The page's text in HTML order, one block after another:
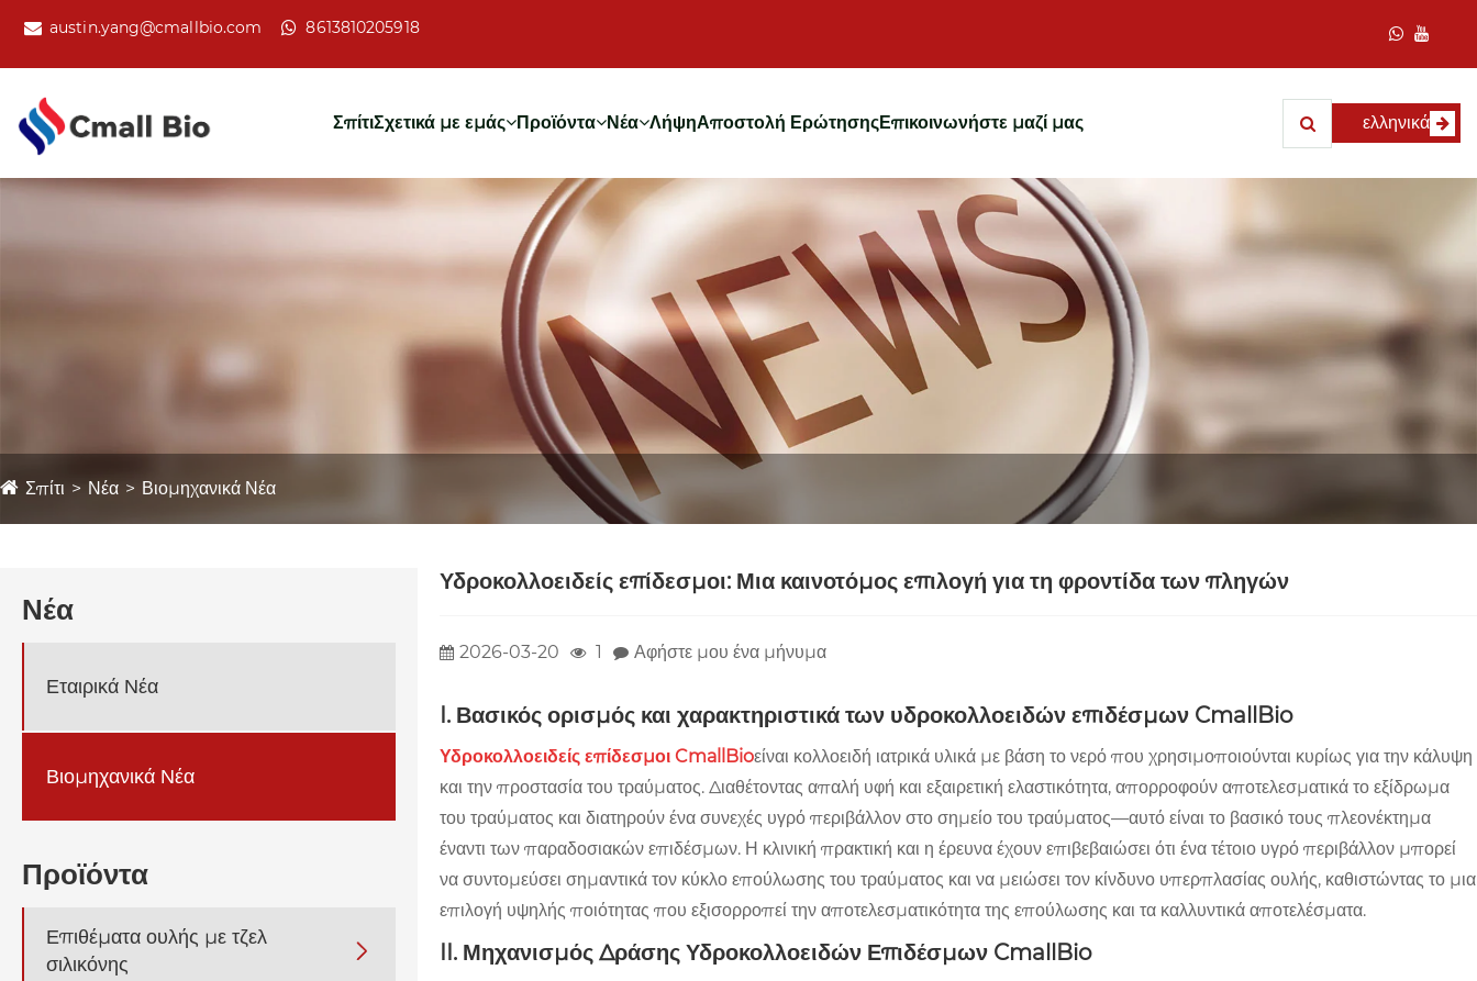
austin.yang@cmallbio.com 8613810205918
ΣπίτιΣχετικά με εμάς Προϊόντα Νέα ΛήψηΑποστολή ΕρώτησηςΕπικοινωνήστε μαζί μας ελληνικά
Σπίτι Νέα Βιομηχανικά Νέα
Νέα
Εταιρικά Νέα
Βιομηχανικά Νέα
Προϊόντα
Επιθέματα ουλής με τζελ
σιλικόνης

Υδροκολλοειδείς επίδεσμοι: Μια καινοτόμος επιλογή για τη φροντίδα των πληγών
2026-03-20 1 Αφήστε μου ένα μήνυμα
I. Βασικός ορισμός και χαρακτηριστικά των υδροκολλοειδών επιδέσμων CmallBio
Υδροκολλοειδείς επίδεσμοι CmallBioείναι κολλοειδή ιατρικά υλικά με βάση το νερό που χρησιμοποιούνται κυρίως για την κάλυψη
και την προστασία του τραύματος. Διαθέτοντας απαλή υφή και εξαιρετική ελαστικότητα, απορροφούν αποτελεσματικά το εξίδρωμα
του τραύματος και διατηρούν ένα συνεχές υγρό περιβάλλον στο σημείο του τραύματος—αυτό είναι το βασικό τους πλεονέκτημα
έναντι των παραδοσιακών επιδέσμων. Η κλινική πρακτική και η έρευνα έχουν επιβεβαιώσει ότι ένα τέτοιο υγρό περιβάλλον μπορεί
να συντομεύσει σημαντικά τον κύκλο επούλωσης του τραύματος και να μειώσει τον κίνδυνο υπερπλασίας ουλής, καθιστώντας το μια
επιλογή υψηλής ποιότητας που εξισορροπεί την αποτελεσματικότητα της επούλωσης και τα καλλυντικά αποτελέσματα.
II. Μηχανισμός Δράσης Υδροκολλοειδών Επιδέσμων CmallBio